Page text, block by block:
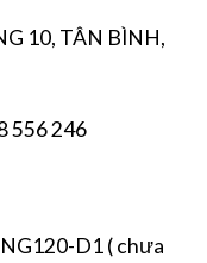
10, TÂN BÌNH,
556 246
D1 ( chưa